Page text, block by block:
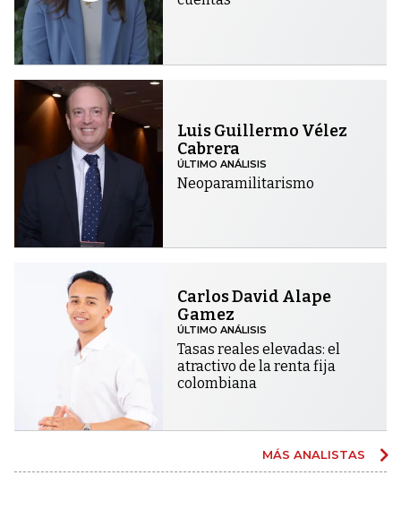
Luis Guillermo Vélez
Cabrera
ÚLTIMO ANÁLISIS
Neoparamilitarismo
Carlos David Alape
Gamez
ÚLTIMO ANÁLISIS
Tasas reales elevadas: el
atractivo de la renta fija
colombiana
MÁS ANALISTAS